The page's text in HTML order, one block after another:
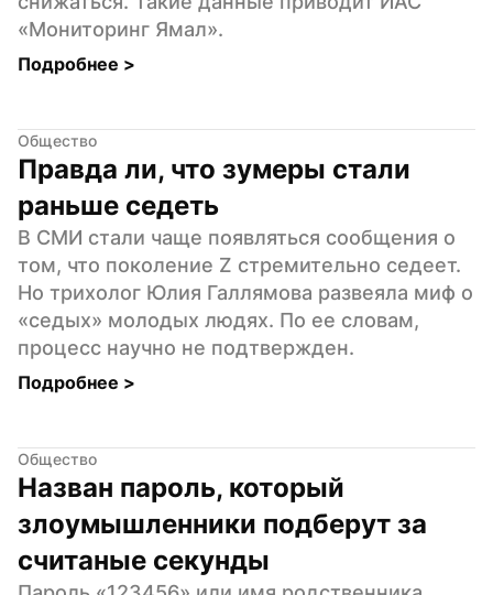
«Мониторинг Ямал».
Подробнее >
Общество
Правда ли, что зумеры стали
раньше седеть
В СМИ стали чаще появляться сообщения о
том, что поколение Z стремительно седеет.
Но трихолог Юлия Галлямова развеяла миф о
«седых» молодых людях. По ее словам,
процесс научно не подтвержден.
Подробнее >
Общество
Назван пароль, который
злоумышленники подберут за
считаные секунды